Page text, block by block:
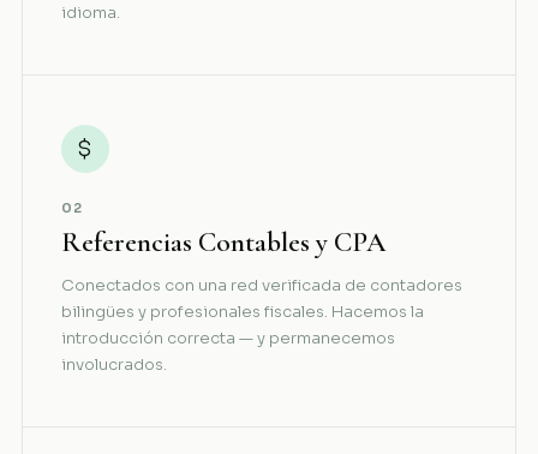
idioma.
$
02
Referencias Contables y CPA
Conectados con una red verificada de contadores
bilingües y profesionales fiscales. Hacemos la
introducción correcta — y permanecemos
involucrados.